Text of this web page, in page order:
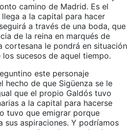
camino de Madrid. Es el
a la capital para hacer
a través de una boda, que
de la reina en marqués de
cortesana le pondrá en situación
sucesos de aquel tiempo.
este personaje
hecho de que Sigüenza se le
que el propio Galdós tuvo
a la capital para hacerse
tuvo que emigrar porque
sus aspiraciones. Y podríamos